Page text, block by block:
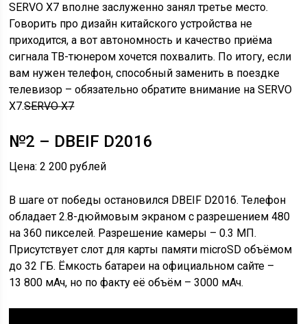
SERVO X7 вполне заслуженно занял третье место.
Говорить про дизайн китайского устройства не
приходится, а вот автономность и качество приёма
сигнала ТВ-тюнером хочется похвалить. По итогу, если
вам нужен телефон, способный заменить в поездке
телевизор – обязательно обратите внимание на SERVO
X7.SERVO X7
№2 – DBEIF D2016
Цена: 2 200 рублей
В шаге от победы остановился DBEIF D2016. Телефон
обладает 2.8-дюймовым экраном с разрешением 480
на 360 пикселей. Разрешение камеры – 0.3 МП.
Присутствует слот для карты памяти microSD объёмом
до 32 ГБ. Ёмкость батареи на официальном сайте –
13 800 мАч, но по факту её объём – 3000 мАч.